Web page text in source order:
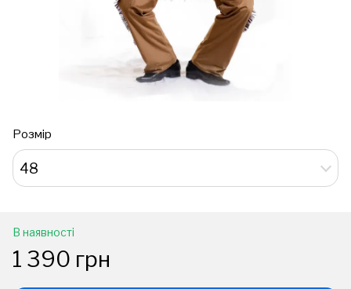
Розмір
48
В наявності
1 390 грн